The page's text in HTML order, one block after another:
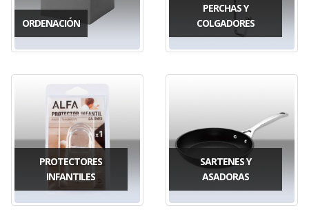
ORDENACIÓN
PERCHAS Y
COLGADORES
PROTECTORES
INFANTILES
SARTENES Y
ASADORAS